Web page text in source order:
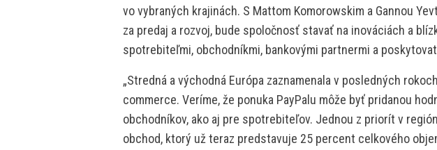
vo vybraných krajinách. S Mattom Komorowskim a Gannou
za predaj a rozvoj, bude spoločnosť stavať na inováciách a
spotrebiteľmi, obchodníkmi, bankovými partnermi a
„Stredná a východná Európa zaznamenala v posledných
commerce. Veríme, že ponuka PayPalu môže byť pridanou
obchodníkov, ako aj pre spotrebiteľov. Jednou z priorít v
obchod, ktorý už teraz predstavuje 25 percent celkového